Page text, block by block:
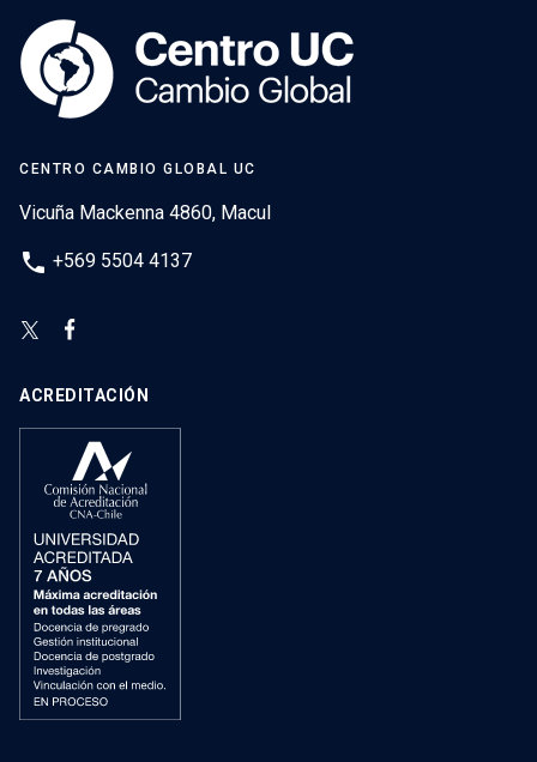
CENTRO CAMBIO GLOBAL UC
Vicuña Mackenna 4860, Macul
phone +569 5504 4137
ACREDITACIÓN